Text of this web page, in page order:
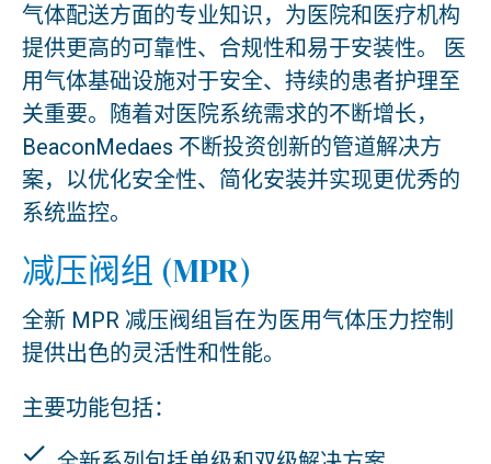
气体配送方面的专业知识，为医院和医疗机构
提供更高的可靠性、合规性和易于安装性。 医
用气体基础设施对于安全、持续的患者护理至
关重要。随着对医院系统需求的不断增长，
BeaconMedaes 不断投资创新的管道解决方
案，以优化安全性、简化安装并实现更优秀的
系统监控。
减压阀组 (MPR)
全新 MPR 减压阀组旨在为医用气体压力控制
提供出色的灵活性和性能。
主要功能包括：